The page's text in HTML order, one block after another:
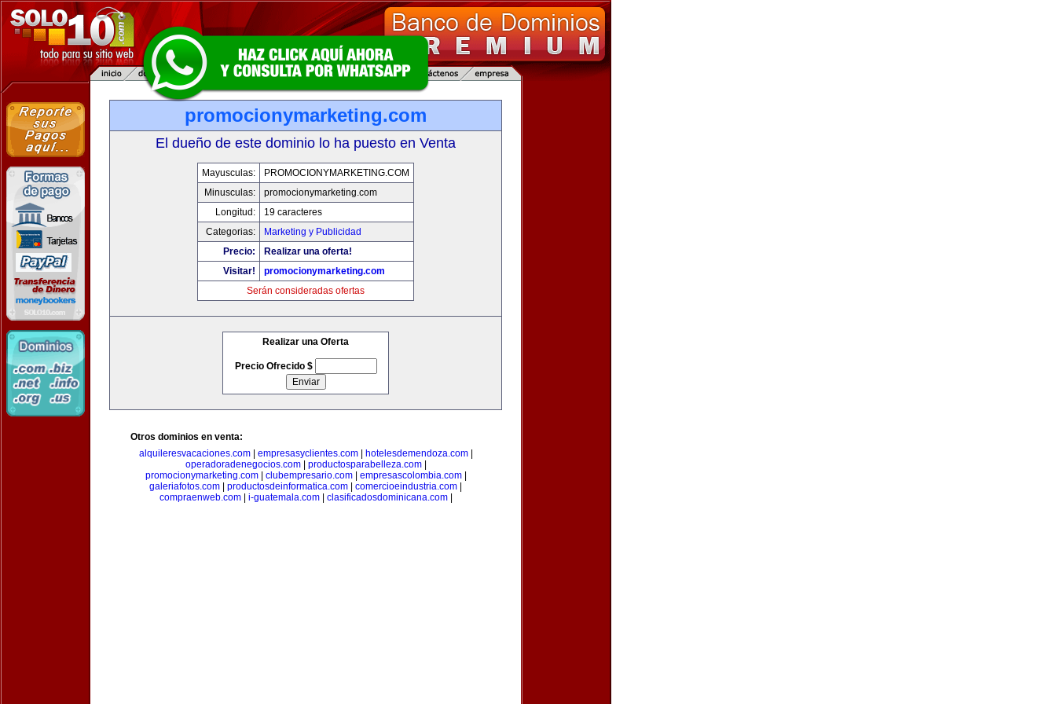
promocionymarketing.com
El dueño de este dominio lo ha puesto en Venta
Mayusculas:
PROMOCIONYMARKETING.COM
Minusculas:
promocionymarketing.com
Longitud:
19 caracteres
Categorias:
Marketing y Publicidad
Precio:
Realizar una oferta!
Visitar!
promocionymarketing.com
Serán consideradas ofertas
Realizar una Oferta
Precio Ofrecido $
Otros dominios en venta:
alquileresvacaciones.com| empresasyclientes.com| hotelesdemendoza.com|
operadoradenegocios.com| productosparabelleza.com|
promocionymarketing.com| clubempresario.com| empresascolombia.com|
galeriafotos.com
productosdeinformatica.com comercioeindustria.com
compraenweb.com| i-guatemala.com| clasificadosdominicana.com|